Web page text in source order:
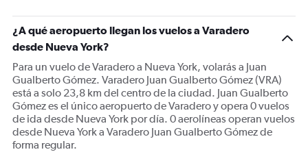
¿A qué aeropuerto llegan los vuelos a Varadero
desde Nueva York?
Para un vuelo de Varadero a Nueva York, volarás a Juan
Gualberto Gómez. Varadero Juan Gualberto Gómez (VRA)
está a solo 23,8 km del centro de la ciudad. Juan Gualberto
Gómez es el único aeropuerto de Varadero y opera 0 vuelos
de ida desde Nueva York por día. 0 aerolíneas operan vuelos
desde Nueva York a Varadero Juan Gualberto Gómez de
forma regular.